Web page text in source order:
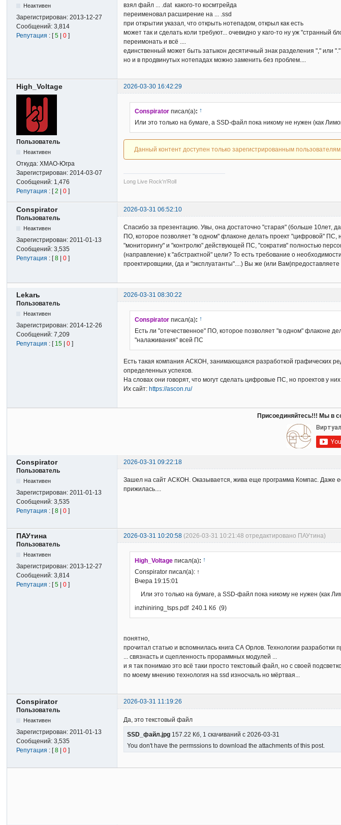
Неактивен
Зарегистрирован:2013-12-27
Сообщений:3,814
Репутация : [5 |0 ]
взял файл ... .dat какого-то космтрейда
переименовал расширение на ... .ssd
при открытии указал, что открыть нотепадом, открыл как есть
может так и сделать коли требуют... очевидно у каго-то ну уж "странный
переимонать и всё ....
единственный может быть затыкон десятичный знак разделения "," или "." ,
но и в продвинутых нотепадах можно заменить без проблем....
High_Voltage 2026-03-30 16:42:29
Пользователь
Неактивен
Откуда:ХМАО-Югра
Зарегистрирован:2014-03-07
Сообщений: 1,476
Репутация : [2 |0 ]
Conspirator писал(а): ↑
Или это только на бумаге, а SSD-файл пока никому не нужен (как
Данный контент доступен только зарегистрированным
Long Live Rock'n'Roll
Conspirator
2026-03-31 06:52:10
Пользователь
Неактивен
Зарегистрирован:2011-01-13
Сообщений:3,535
Репутация : [8 |0 ]
Спасибо за презентацию. Увы, она достаточно "старая" (больше 10лет,
ПО, которое позволяет "в одном" флаконе делать проект "цифровой" ПС,
"мониторингу" и "контролю" действующей ПС, "сократив" полностью
(направление) к "абстрактной" цели? То есть требование о
проектировщики, (да и "эксплуатанты"....) Вы же (или
Lekarь
2026-03-31 08:30:22
Пользователь
Неактивен
Зарегистрирован:2014-12-26
Сообщений:7,209
Репутация : [ 15 |0 ]
Conspirator писал(а): ↑
Есть ли "отечественное" ПО, которое позволяет "в одном" флаконе
"налаживания" всей ПС
Есть такая компания АСКОН, занимающаяся разработкой графических
определенных успехов.
На словах они говорят, что могут сделать цифровые ПС, но проектов у
Их сайт: https://ascon.ru/
Присоединяйтесь!!! Мы в
Conspirator
2026-03-31 09:22:18
Пользователь
Неактивен
Зарегистрирован:2011-01-13
Сообщений:3,535
Репутация : [8 |0 ]
Зашел на сайт АСКОН. Оказывается, жива еще программа Компас. Даже
прижилась....
ПАУтина 2026-03-31 10:20:58 (2026-03-31 10:21:48 отредактировано ПАУтина)
Пользователь
Неактивен
Зарегистрирован:2013-12-27
Сообщений:3,814
Репутация : [5 |0 ]
High_Voltage писал(а): ↑
Conspirator писал(а): ↑
Вчера 19:15:01
Или это только на бумаге, а SSD-файл пока никому не нужен (как
inzhiniring_tsps.pdf 240.1 Кб (9)
понятно,
прочитал статью и вспомнилась книга СА Орлов. Технологии разработки
... связнасть и сцепленность прораммных модулей ...
и я так понимаю это всё таки просто текстовый файл, но с своей
по моему мнению технология на ssd износчаль но мёртвая...
Conspirator
2026-03-31 11:19:26
Пользователь
Неактивен
Зарегистрирован:2011-01-13
Сообщений:3,535
Репутация : [8 |0 ]
Да, это текстовый файл
SSD_файл.jpg 157.22 Кб, 1 скачиваний с 2026-03-31
You don't have the permssions to download the attachments of this post.